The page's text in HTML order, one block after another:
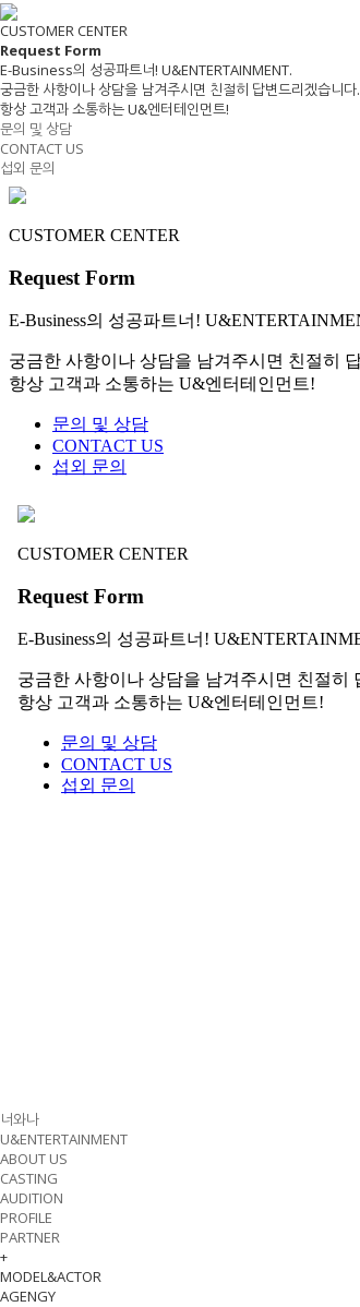
CUSTOMER CENTER
Request Form
E-Business의 성공파트너! U&ENTERTAINMENT.
궁금한 사항이나 상담을 남겨주시면 친절히 답변드리겠습니다.
항상 고객과 소통하는 U&엔터테인먼트!
문의 및 상담
CONTACT US
섭외 문의
너와나
U&ENTERTAINMENT
ABOUT US
CASTING
AUDITION
PROFILE
PARTNER
+
MODEL&ACTOR
AGENGY